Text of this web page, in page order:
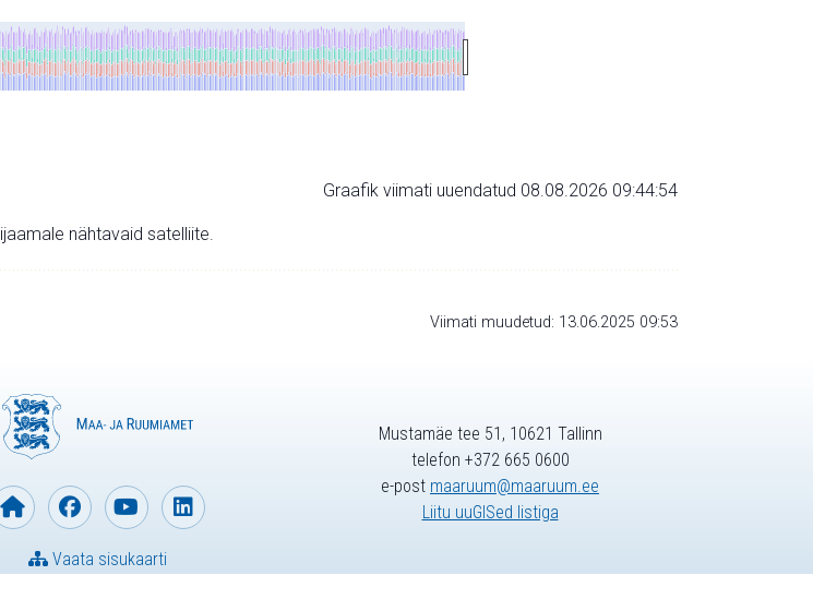
Graafik viimati uuendatud 08.08.2026 09:44:54
nähtavaid satelliite.
Viimati muudetud: 13.06.2025 09:53
Vaata sisukaarti
Mustamäe tee 51, 10621 Tallinn
telefon +372 665 0600
e-post maaruum@maaruum.ee
Liitu uuGISed listiga